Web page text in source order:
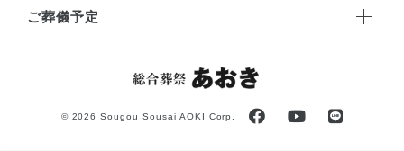
ご葬儀予定
© 2026 Sougou Sousai AOKI Corp.